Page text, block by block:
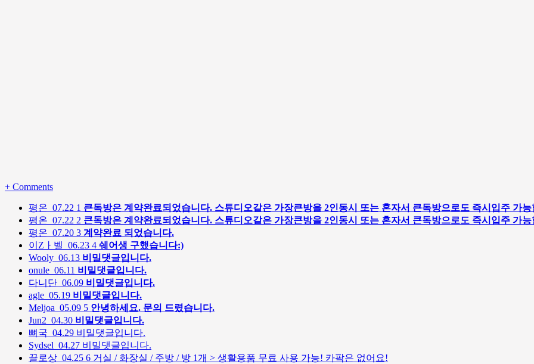
+ Comments
평온 07.22 1 큰독방은 계약완료되었습니다. 스튜디오같은 가장큰방을 2인동시 또는 혼자서 큰독방으로도 즉시입주 가능
평온 07.22 2 큰독방은 계약완료되었습니다. 스튜디오같은 가장큰방을 2인동시 또는 혼자서 큰독방으로도 즉시입주 가능
평온 07.20 3 계약완료 되었습니다.
이Zㅏ벨 06.23 4 쉐어생 구했습니다:)
Wooly 06.13 비밀댓글입니다.
onule 06.11 비밀댓글입니다.
다니단 06.09 비밀댓글입니다.
agle 05.19 비밀댓글입니다.
Meljoa 05.09 5 안녕하세요. 문의 드렸습니다.
Jun2 04.30 비밀댓글입니다.
뼈국 04.29 비밀댓글입니다.
Sydsel 04.27 비밀댓글입니다.
끌로상 04.25 6 거실 / 화장실 / 주방 / 방 1개 > 생활용품 무료 사용 가능! 카팍은 없어요!